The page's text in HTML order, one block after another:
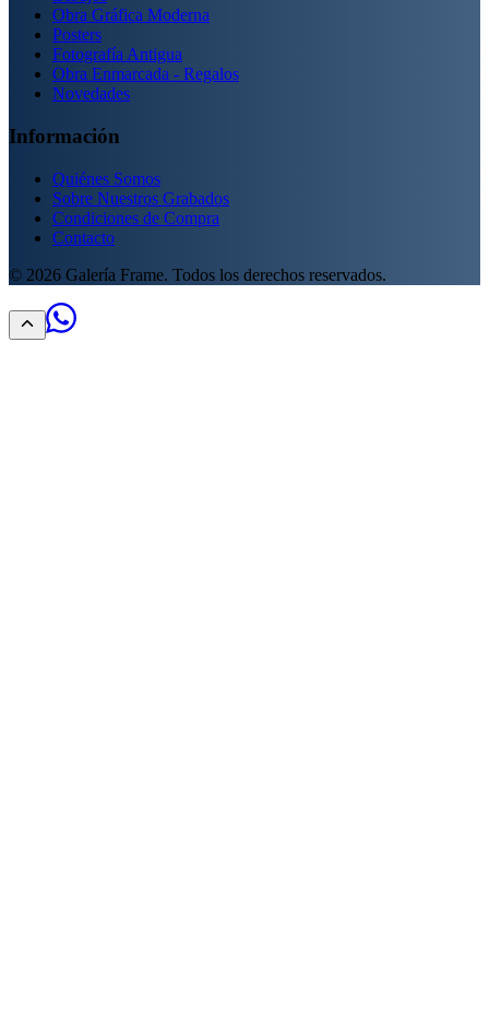
Obra Gráfica Moderna
Posters
Fotografía Antigua
Obra Enmarcada - Regalos
Novedades
Información
Quiénes Somos
Sobre Nuestros Grabados
Condiciones de Compra
Contacto
© 2026 Galería Frame. Todos los derechos reservados.